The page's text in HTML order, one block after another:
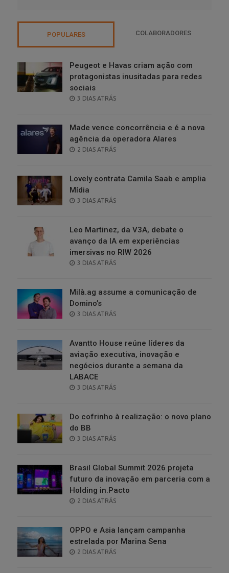
POPULARES COLABORADORES
Peugeot e Havas criam ação com
protagonistas inusitadas para redes
sociais
POSTED
3 DIAS ATRÁS
Made vence concorrência e é a nova
agência da operadora Alares
POSTED
2 DIAS ATRÁS
Lovely contrata Camila Saab e amplia
Mídia
POSTED
3 DIAS ATRÁS
Leo Martinez, da V3A, debate o
avanço da IA em experiências
imersivas no RIW 2026
POSTED
3 DIAS ATRÁS
Milà.ag assume a comunicação de
Domino’s
POSTED
3 DIAS ATRÁS
Avantto House reúne líderes da
aviação executiva, inovação e
negócios durante a semana da
LABACE
POSTED
3 DIAS ATRÁS
Do cofrinho à realização: o novo plano
do BB
POSTED
3 DIAS ATRÁS
Brasil Global Summit 2026 projeta
futuro da inovação em parceria com a
Holding in.Pacto
POSTED
2 DIAS ATRÁS
OPPO e Asia lançam campanha
estrelada por Marina Sena
POSTED
2 DIAS ATRÁS